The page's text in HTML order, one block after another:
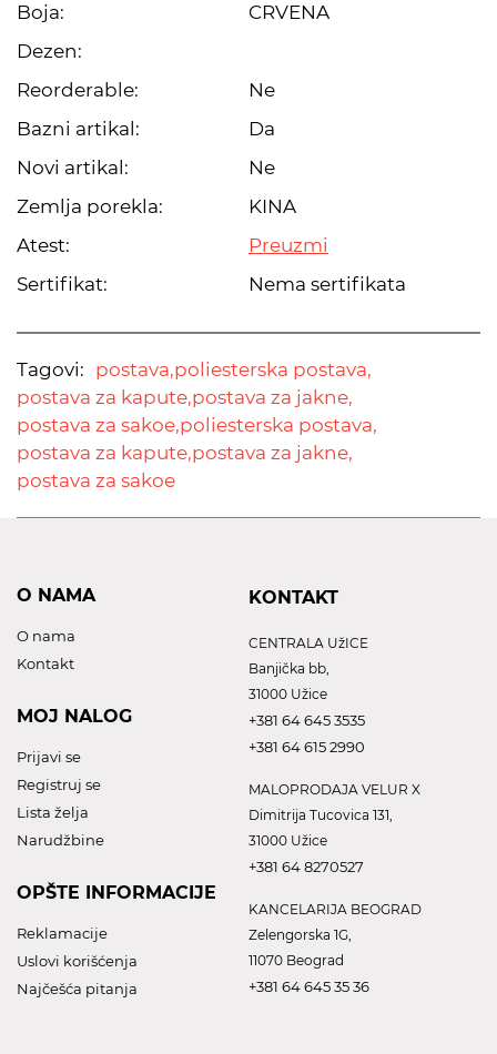
Boja:
CRVENA
Dezen:
Reorderable:
Ne
Bazni artikal:
Da
Novi artikal:
Ne
Zemlja porekla:
KINA
Atest:
Preuzmi
Sertifikat:
Nema sertifikata
Tagovi: postava,poliesterska postava,
postava za kapute,postava za jakne,
postava za sakoe,poliesterska postava,
postava za kapute,postava za jakne,
postava za sakoe
O NAMA
O nama
Kontakt
MOJ NALOG
Prijavi se
Registruj se
Lista želja
Narudžbine
OPŠTE INFORMACIJE
Reklamacije
Uslovi korišćenja
Najčešća pitanja
KONTAKT
CENTRALA UžICE
Banjička bb,
31000 Užice
+381 64 645 3535
+381 64 615 2990
MALOPRODAJA VELUR X
Dimitrija Tucovica 131,
31000 Užice
+381 64 8270527
KANCELARIJA BEOGRAD
Zelengorska 1G,
11070 Beograd
+381 64 645 35 36